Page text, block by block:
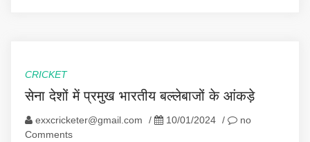
CRICKET
सेना देशों में प्रमुख भारतीय बल्लेबाजों के आंकड़े
exxcricketer@gmail.com / 10/01/2024 /
no
Comments